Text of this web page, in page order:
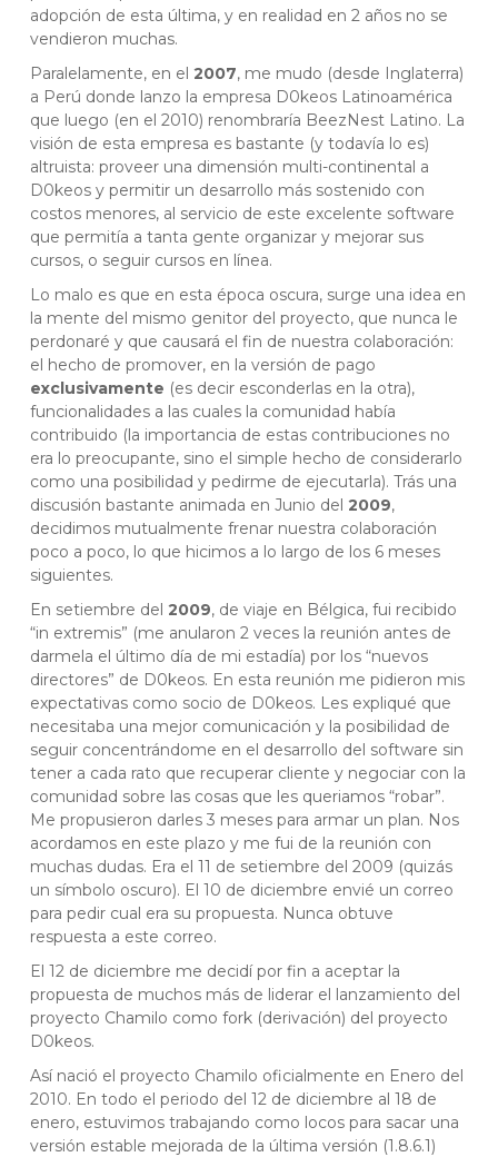
adopción de esta última, y en realidad en 2 años no se
vendieron muchas.
Paralelamente, en el 2007, me mudo (desde Inglaterra)
a Perú donde lanzo la empresa D0keos Latinoamérica
que luego (en el 2010) renombraría BeezNest Latino. La
visión de esta empresa es bastante (y todavía lo es)
altruista: proveer una dimensión multi-continental a
D0keos y permitir un desarrollo más sostenido con
costos menores, al servicio de este excelente software
que permitía a tanta gente organizar y mejorar sus
cursos, o seguir cursos en línea.
Lo malo es que en esta época oscura, surge una idea en
la mente del mismo genitor del proyecto, que nunca le
perdonaré y que causará el fin de nuestra colaboración:
el hecho de promover, en la versión de pago
exclusivamente (es decir esconderlas en la otra),
funcionalidades a las cuales la comunidad había
contribuido (la importancia de estas contribuciones no
era lo preocupante, sino el simple hecho de considerarlo
como una posibilidad y pedirme de ejecutarla). Trás una
discusión bastante animada en Junio del 2009,
decidimos mutualmente frenar nuestra colaboración
poco a poco, lo que hicimos a lo largo de los 6 meses
siguientes.
En setiembre del 2009, de viaje en Bélgica, fui recibido
“in extremis” (me anularon 2 veces la reunión antes de
darmela el último día de mi estadía) por los “nuevos
directores” de D0keos. En esta reunión me pidieron mis
expectativas como socio de D0keos. Les expliqué que
necesitaba una mejor comunicación y la posibilidad de
seguir concentrándome en el desarrollo del software sin
tener a cada rato que recuperar cliente y negociar con la
comunidad sobre las cosas que les queriamos “robar”.
Me propusieron darles 3 meses para armar un plan. Nos
acordamos en este plazo y me fui de la reunión con
muchas dudas. Era el 11 de setiembre del 2009 (quizás
un símbolo oscuro). El 10 de diciembre envié un correo
para pedir cual era su propuesta. Nunca obtuve
respuesta a este correo.
El 12 de diciembre me decidí por fin a aceptar la
propuesta de muchos más de liderar el lanzamiento del
proyecto Chamilo como fork (derivación) del proyecto
D0keos.
Así nació el proyecto Chamilo oficialmente en Enero del
2010. En todo el periodo del 12 de diciembre al 18 de
enero, estuvimos trabajando como locos para sacar una
versión estable mejorada de la última versión (1.8.6.1)